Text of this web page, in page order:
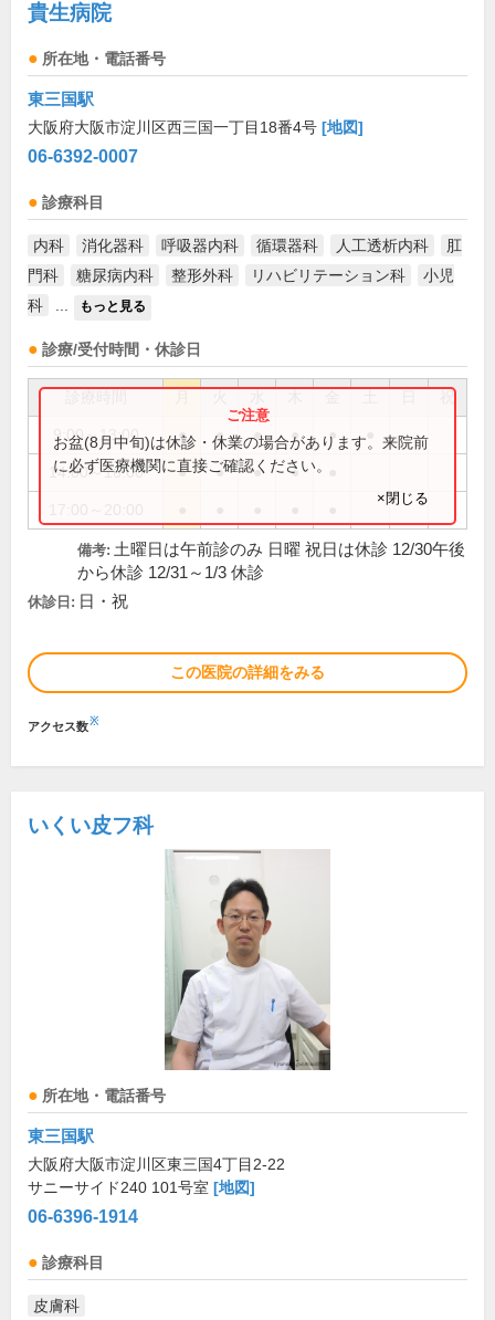
貴生病院
所在地・電話番号
東三国駅
大阪府大阪市淀川区西三国一丁目18番4号 [地図]
06-6392-0007
診療科目
内科 消化器科 呼吸器内科 循環器科 人工透析内科
肛
門科
糖尿病内科 整形外科 リハビリテーション科
小児
科
もっと見る
診療/受付時間・休診日
祝
9:00～13:00 ● ● ● ● ●
14:00～16:00 ● ● ● ●
お盆(8月中旬)は休診・休業の場合があります。来院前
に必ず医療機関に直接ご確認ください。
×閉じる
備考: 土曜日は午前診のみ 日曜 祝日は休診 12/30午後
から休診 12/31～1/3 休診
休診日: 日・祝
この医院の詳細をみる
アクセス数※
いくい皮フ科
所在地・電話番号
東三国駅
大阪府大阪市淀川区東三国4丁目2-22
サニーサイド240 101号室 [地図]
06-6396-1914
診療科目
皮膚科